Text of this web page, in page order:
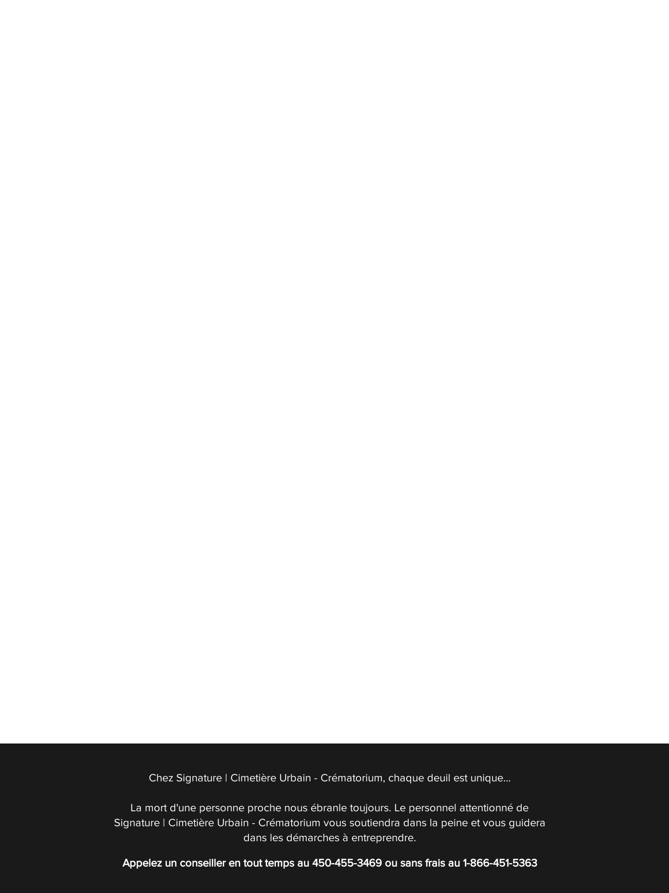
Chez Signature | Cimetière Urbain - Crématorium, chaque deuil est unique...
La mort d'une personne proche nous ébranle toujours. Le personnel attentionné de
Signature | Cimetière Urbain - Crématorium vous soutiendra dans la peine et vous guidera
dans les démarches à entreprendre.
Appelez un conseiller en tout temps au 450-455-3469ou sans frais au 1-866-451-5363